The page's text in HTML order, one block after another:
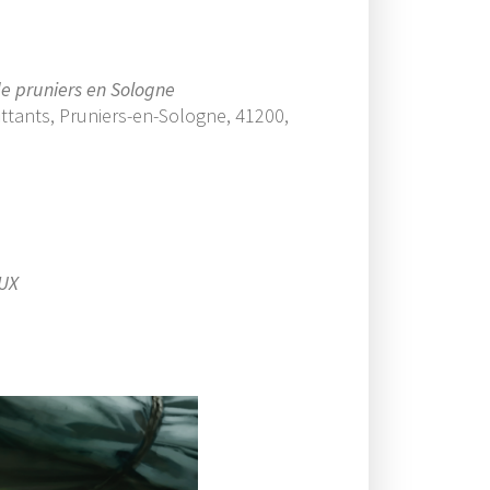
pruniers en Sologne
Pruniers-en-Sologne, 41200,